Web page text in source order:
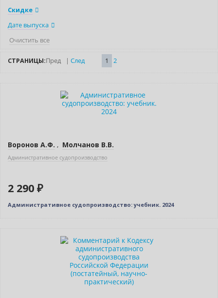
Скидке
Дате выпуска
Очистить все
СТРАНИЦЫ:Пред | След 1 2
Воронов А.Ф. , Молчанов В.В.
Административное судопроизводство
2 290 ₽
Административное судопроизводство: учебник. 2024